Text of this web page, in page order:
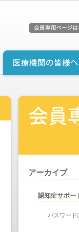
アーカイブ
認知症サポ
パスワード